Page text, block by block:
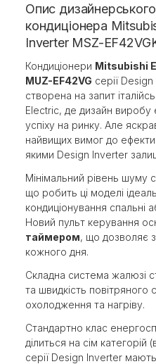
Опис
кондиціонера
Inverter MSZ-
Кондиціонери Mitsubishi
MUZ-EF42VG серії Design
створена на запит
Electric, де дизайн
успіху на ринку. Але
найвищих вимог до
якими Design Inverter
Мінімальний рівень шуму
що робить ці моделі
кондиціонування спальні
Новий пульт керування
таймером, що дозволяє
кожного дня.
Складна система жалюзі
та швидкість
охолодження та нагріву.
Стандартно клас
ділиться на сім категорій
серії Design Inverter